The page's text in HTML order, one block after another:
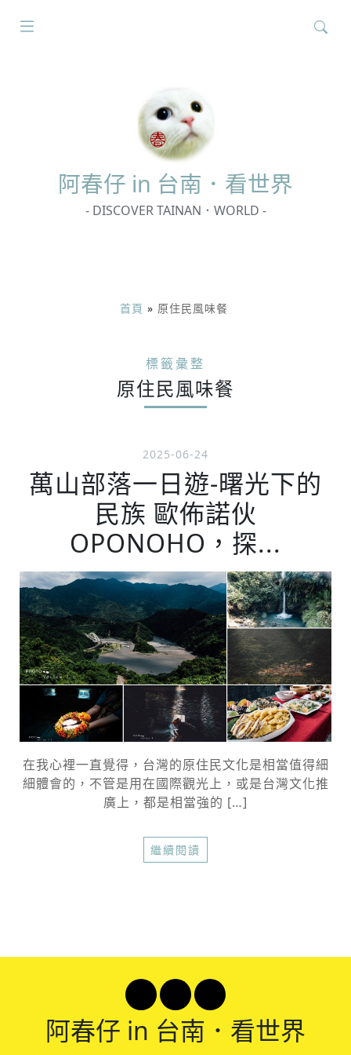
阿春仔 in 台南．看世界
- DISCOVER TAINAN．WORLD -
首頁 » 原住民風味餐
標籤彙整
原住民風味餐
2025-06-24
萬山部落一日遊-曙光下的
民族 歐佈諾伙
OPONOHO，探...
在我心裡一直覺得，台灣的原住民文化是相當值得細
細體會的，不管是用在國際觀光上，或是台灣文化推
廣上，都是相當強的 […]
繼續閱讀
阿春仔 in 台南．看世界